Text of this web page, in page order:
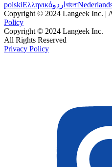
polskiΕλληνικάاردو বাংলা
Copyright © 2024 Langeek Inc. |
Policy
Copyright © 2024 Langeek Inc.
All Rights Reserved
Privacy Policy